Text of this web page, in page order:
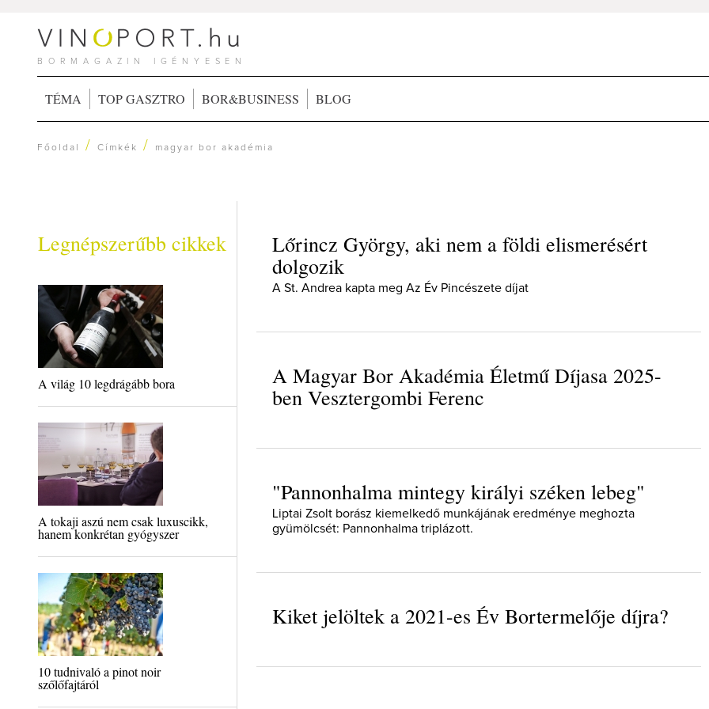
BORMAGAZIN IGÉNYESEN
TÉMA TOP GASZTRO BOR&BUSINESS BLOG
Főoldal /Címkék / magyar bor akadémia
Legnépszerűbb cikkek
A világ 10 legdrágább bora
A tokaji aszú nem csak luxuscikk,
hanem konkrétan gyógyszer
10 tudnivaló a pinot noir
szőlőfajtáról
Lőrincz György, aki nem a földi elismerésért
dolgozik
A St. Andrea kapta meg Az Év Pincészete díjat
A Magyar Bor Akadémia Életmű Díjasa 2025-
ben Vesztergombi Ferenc
"Pannonhalma mintegy királyi széken lebeg"
Liptai Zsolt borász kiemelkedő munkájának eredménye meghozta
gyümölcsét: Pannonhalma triplázott.
Kiket jelöltek a 2021-es Év Bortermelője díjra?
borász #26 - tényleg a legutolsó
poszt
Az extra ráadás fotók mellett a